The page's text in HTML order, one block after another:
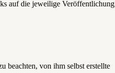
auf die jeweilige Veröffentlichung
beachten, von ihm selbst erstellte